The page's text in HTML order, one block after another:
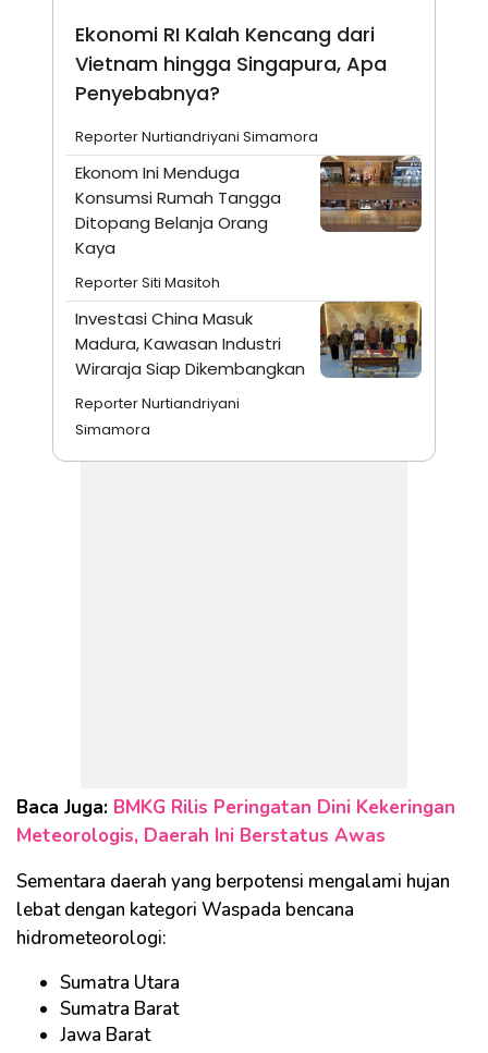
Ekonomi RI Kalah Kencang dari
Vietnam hingga Singapura, Apa
Penyebabnya?
Reporter Nurtiandriyani Simamora
Ekonom Ini Menduga
Konsumsi Rumah Tangga
Ditopang Belanja Orang
Kaya
Reporter Siti Masitoh
Investasi China Masuk
Madura, Kawasan Industri
Wiraraja Siap Dikembangkan
Reporter Nurtiandriyani
Simamora
Baca Juga: BMKG Rilis Peringatan Dini Kekeringan
Meteorologis, Daerah Ini Berstatus Awas
Sementara daerah yang berpotensi mengalami hujan
lebat dengan kategori Waspada bencana
hidrometeorologi:
Sumatra Utara
Sumatra Barat
Jawa Barat